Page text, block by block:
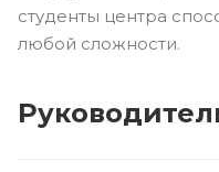
студенты центра
любой сложности.